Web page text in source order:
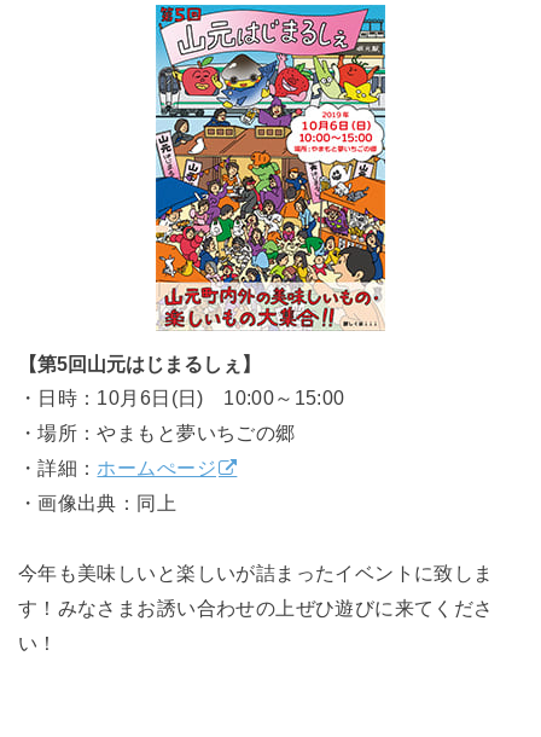
【第5回山元はじまるしぇ】
・日時：10月6日(日) 10:00～15:00
・場所：やまもと夢いちごの郷
・詳細： ホームぺージ
・画像出典：同上
今年も美味しいと楽しいが詰まったイベントに致しま
す！みなさまお誘い合わせの上ぜひ遊びに来てくださ
い！